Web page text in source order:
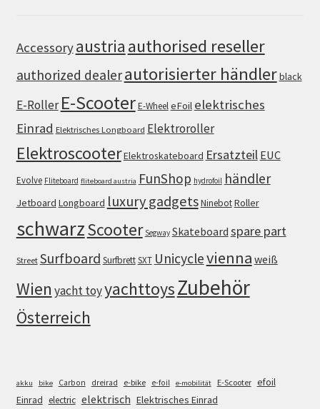
Accessoryaustria authorised reseller
authorized dealerautorisierter händlerblack
E-Roller E-ScooterE-WheeleFoil elektrisches
Einrad Elektrisches Longboard Elektroroller
ElektroscooterElektroskateboard Ersatzteil EUC
Evolve Fliteboard fliteboard austria FunShop hydrofoil händler
Jetboard Longboard luxury gadgetsNinebotRoller
schwarzScooter Segway Skateboard spare part
Street Surfboard SurfbrettSXT Unicyclevienna weiß
Wien yacht toyyachttoysZubehör
Österreich
akku bike Carbon dreirad e-bike e-foil e-mobilität E-Scooter efoil
Einrad electric elektrisch Elektrisches Einrad